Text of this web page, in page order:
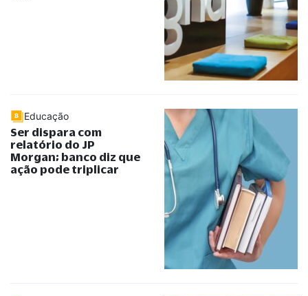
Educação
Ser dispara com
relatório do JP
Morgan; banco diz que
ação pode triplicar